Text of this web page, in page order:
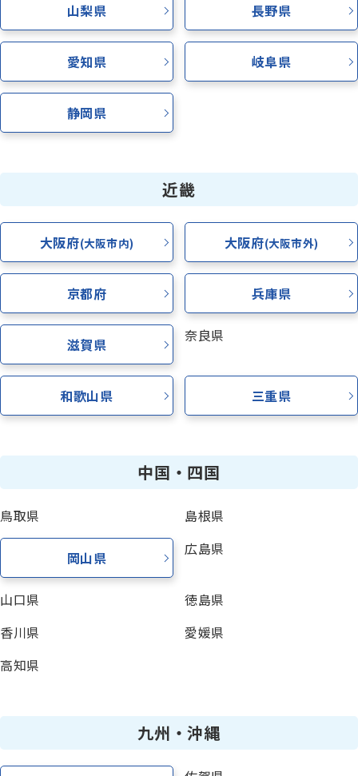
山梨県 長野県
愛知県 岐阜県
静岡県
近畿
大阪府(大阪市内) 大阪府(大阪市外)
京都府 兵庫県
滋賀県 奈良県
和歌山県 三重県
中国・四国
鳥取県 島根県
岡山県 広島県
山口県
徳島県
香川県
愛媛県
高知県
九州・沖縄